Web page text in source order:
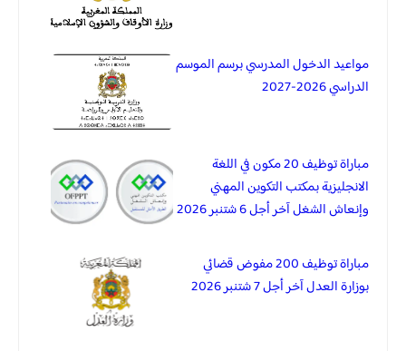
مواعيد الدخول المدرسي برسم الموسم
الدراسي 2026-2027
مباراة توظيف 20 مكون في اللغة
الانجليزية بمكتب التكوين المهني
وإنعاش الشغل آخر أجل 6 شتنبر 2026
مباراة توظيف 200 مفوض قضائي
بوزارة العدل آخر أجل 7 شتنبر 2026